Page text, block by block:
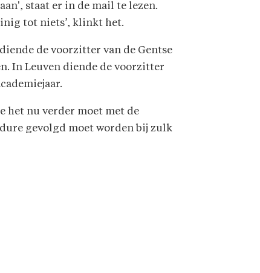
staat er in de mail te lezen.
tot niets’, klinkt het.
de voorzitter van de Gentse
In Leuven diende de voorzitter
het nu verder moet met de
gevolgd moet worden bij zulk